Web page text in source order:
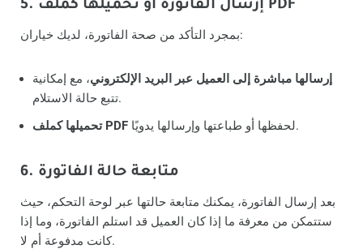
5. إرسال الفاتورة أو تحميلها كملف PDF
بمجرد التأكد من صحة الفاتورة، لديك خياران:
إرسالها مباشرة إلى العميل عبر البريد الإلكتروني، مع إمكانية
تتبع حالة الاستلام.
تحميلها كملف PDF
لحفظها أو طباعتها وإرسالها يدويًا.
6. متابعة حالة الفاتورة
بعد إرسال الفاتورة، يمكنك متابعة حالتها عبر لوحة التحكم، حيث
ستتمكن من معرفة ما إذا كان العميل قد استلم الفاتورة، وما إذا
كانت مدفوعة أم لا.